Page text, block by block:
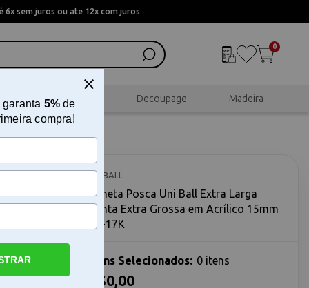
6x sem juros ou ate 12x com juros
0
Scrapbook Decoupage Madeira
Ponta
Grossa
UNIBALL
Caneta Posca Uni Ball Extra Larga
Ponta Extra Grossa em Acrílico 15mm
PC-17K
Itens Selecionados: 0 itens
R$0,00
garanta 5%de
compra!